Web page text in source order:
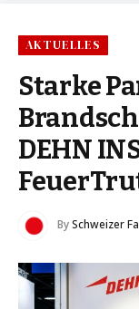
AKTUELLES
Starke
DEHN
BySchweizer